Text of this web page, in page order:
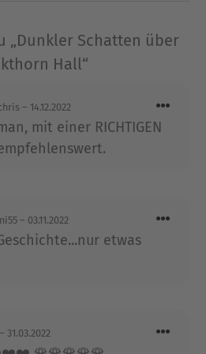
und zeitgenössischen
von New York
Ausblenden
„Dunkler Schatten über
Hall“
– 14.12.2022
mit einer RICHTIGEN
– 03.11.2022
etwas
– 31.03.2022